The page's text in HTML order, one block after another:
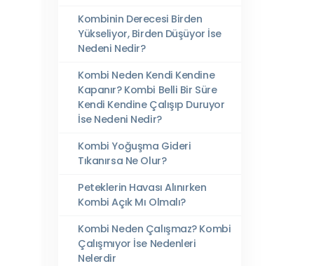
Kombinin Derecesi Birden
Yükseliyor, Birden Düşüyor İse
Nedeni Nedir?
Kombi Neden Kendi Kendine
Kapanır? Kombi Belli Bir Süre
Kendi Kendine Çalışıp Duruyor
İse Nedeni Nedir?
Kombi Yoğuşma Gideri
Tıkanırsa Ne Olur?
Peteklerin Havası Alınırken
Kombi Açık Mı Olmalı?
Kombi Neden Çalışmaz? Kombi
Çalışmıyor İse Nedenleri
Nelerdir